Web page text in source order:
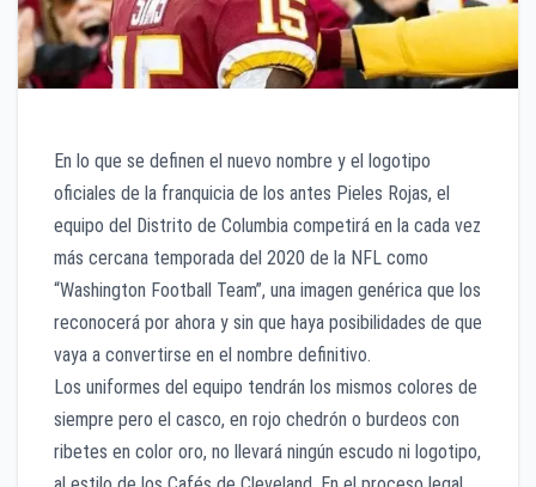
En lo que se definen el nuevo nombre y el logotipo
oficiales de la franquicia de los antes Pieles Rojas, el
equipo del Distrito de Columbia competirá en la cada vez
más cercana temporada del 2020 de la NFL como
“Washington Football Team”, una imagen genérica que los
reconocerá por ahora y sin que haya posibilidades de que
vaya a convertirse en el nombre definitivo.
Los uniformes del equipo tendrán los mismos colores de
siempre pero el casco, en rojo chedrón o burdeos con
ribetes en color oro, no llevará ningún escudo ni logotipo,